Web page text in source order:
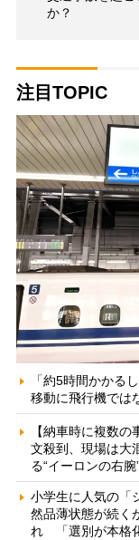
か？
注目TOPIC
「約5時間かかる
移動に飛行機では
【納車時に複数
文殺到、現場は大
る“イーロンの右腕
小学生に人気の「
然品薄状態が続く
れ 「選別が本格